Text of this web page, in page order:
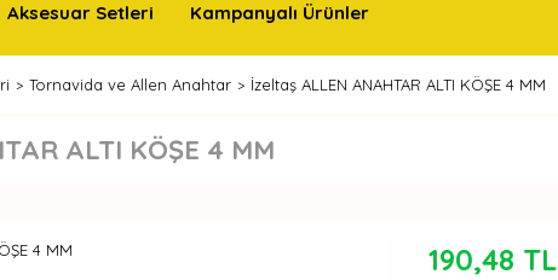
Aksesuar Setleri Kampanyalı Ürünler
Tornavida ve Allen Anahtar İzeltaş ALLEN ANAHTAR ALTI KÖŞE 4 MM
ALTI KÖŞE 4 MM
190,48 TL